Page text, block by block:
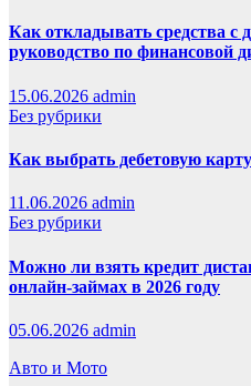
Как откладывать средства с
руководство по финансовой
15.06.2026 admin
Без рубрики
Как выбрать дебетовую
11.06.2026 admin
Без рубрики
Можно ли взять кредит
онлайн-займах в 2026 году
05.06.2026 admin
Авто и Мото